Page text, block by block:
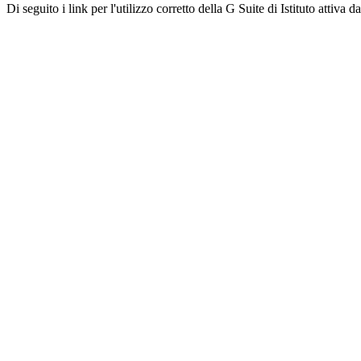
Di seguito i link per l'utilizzo corretto della G Suite di Istituto attiva